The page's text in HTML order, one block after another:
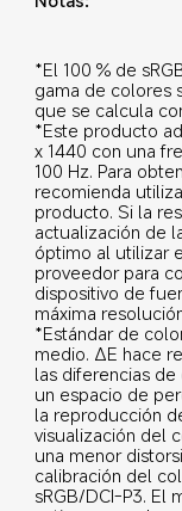
*El 100 % de
gama de colores
que se calcula
*Este producto
x 1440 con una
100 Hz. Para
recomienda
producto. Si la
actualización de
óptimo al utilizar
proveedor para
dispositivo de
máxima
*Estándar de
medio. ΔE hace
las diferencias
un espacio de
la reproducción
visualización del
una menor
calibración del
sRGB/DCI-P3. El